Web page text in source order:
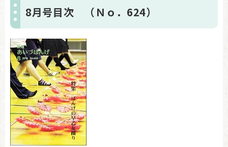
8月号目次 （Ｎｏ．624）